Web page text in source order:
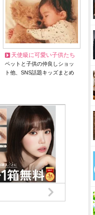
天使級に可愛い子供たち
ペットと子供の仲良しショッ
ト他、SNS話題キッズまとめ